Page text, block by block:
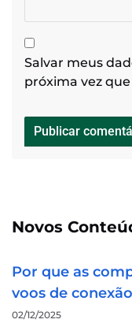
Salvar meus
próxima vez
Novos
Por que as
voos de
02/12/2025